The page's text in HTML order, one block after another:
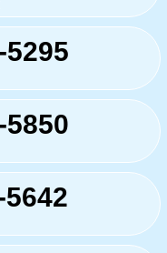
5295
5850
5642